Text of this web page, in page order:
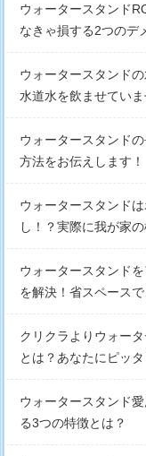
ウォータースタンド
なきゃ損する2つのデ
ウォータースタンド
水道水を飲ませていま
ウォータースタンド
方法をお伝えします！
ウォータースタンド
し！？実際に我が家
ウォータースタンド
を解決！省スペース
クリクラよりウォー
とは？あなたにピッ
ウォータースタンド
る3つの特徴とは？